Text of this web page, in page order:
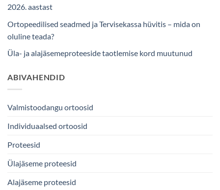
2026. aastast
Ortopeedilised seadmed ja Tervisekassa hüvitis – mida on
oluline teada?
Üla- ja alajäsemeproteeside taotlemise kord muutunud
ABIVAHENDID
Valmistoodangu ortoosid
Individuaalsed ortoosid
Proteesid
Ülajäseme proteesid
Alajäseme proteesid